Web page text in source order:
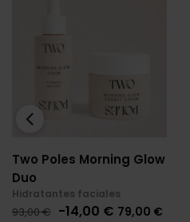
Two Poles Morning Glow
Duo
Hidratantes faciales
Precio
93,00 € -14,00 € Precio
79,00 €
‹